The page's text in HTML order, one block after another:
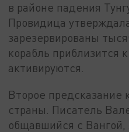
в районе падения
Провидица
зарезервированы
корабль приблизится
активируются.
Второе предсказание
страны. Писатель
общавшийся с Вангой,